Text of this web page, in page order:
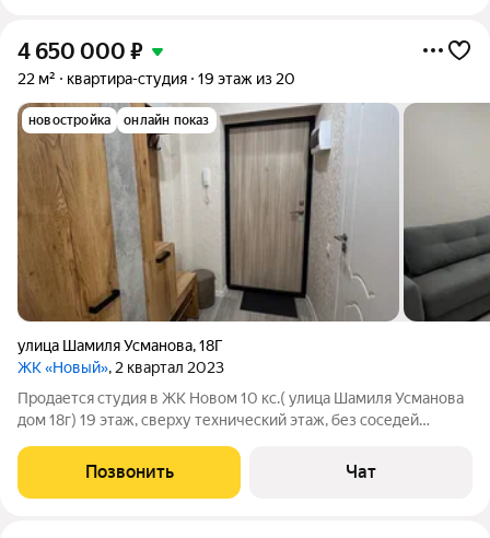
4 650 000 ₽
22 м² квартира-студия 19 этаж из 20
новостройка онлайн показ
улица Шамиля Усманова,18Г
ЖК «Новый», 2 квартал 2023
Продается студия в ЖК Новом 10 кс.( улица Шамиля Усманова
дом 18г) 19 этаж, сверху технический этаж, без соседей
хорошее отопление,поэтому в холодное время всегда тепло,
оплата коммунальный
Позвонить Чат